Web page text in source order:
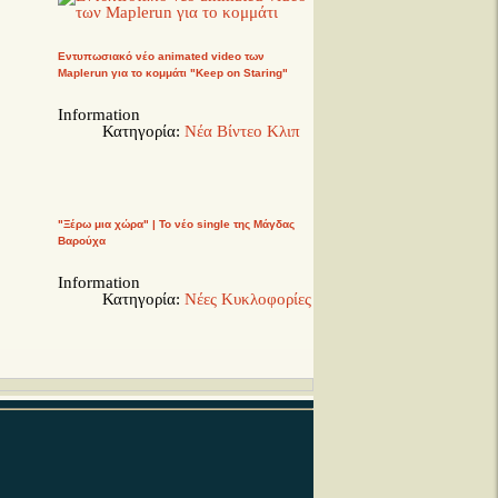
Εντυπωσιακό νέο animated video των
Maplerun για το κομμάτι "Keep on Staring"
Information
Κατηγορία: Νέα Βίντεο Κλιπ
"Ξέρω μια χώρα" | Το νέο single της Μάγδας
Βαρούχα
Information
Κατηγορία: Νέες Κυκλοφορίες